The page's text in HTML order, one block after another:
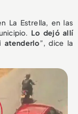
La Estrella, en las
Lo dejó allí
atenderlo”, dice la